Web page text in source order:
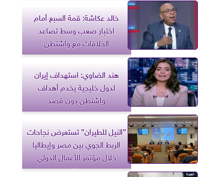
خالد عكاشة: قمة السبع أمام
اختبار صعب وسط تصاعد
الخلافات مع واشنطن
هند الضاوي: استهداف إيران
لدول خليجية يخدم أهداف
واشنطن دون قصد
”النيل للطيران” تستعرض نجاحات
الربط الجوي بين مصر وإيطاليا
خلال مؤتمر الأعمال الدولي
بميلانو